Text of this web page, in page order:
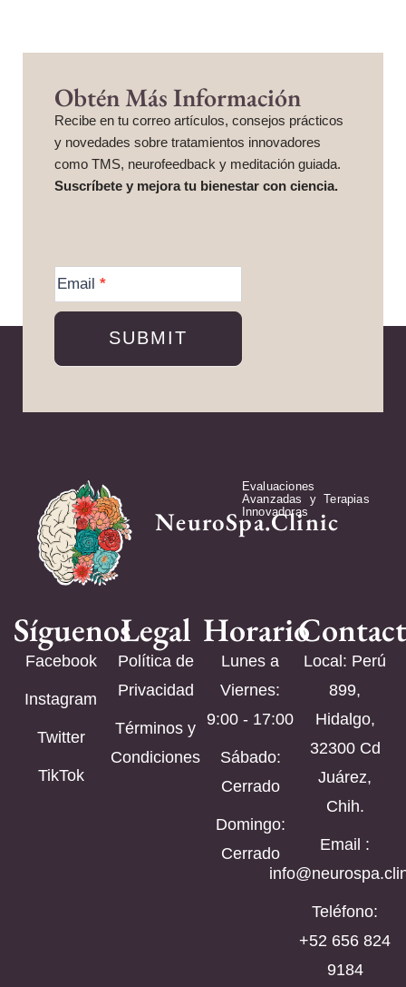
Obtén Más Información
Recibe en tu correo artículos, consejos prácticos
y novedades sobre tratamientos innovadores
como TMS, neurofeedback y meditación guiada.
Suscríbete y mejora tu bienestar con ciencia.
Information
Email *
SUBMIT
NeuroSpa.Clinic
Evaluaciones
Avanzadas y Terapias
Innovadoras
Síguenos
Facebook
Instagram
Twitter
TikTok
Legal
Política de
Privacidad
Términos y
Condiciones
Horario
Lunes a
Viernes:
9:00 - 17:00
Sábado:
Cerrado
Domingo:
Cerrado
Local: Perú
899,
Hidalgo,
32300 Cd
Juárez,
Chih.
Email :
Teléfono:
‪+52 656 824
9184‬